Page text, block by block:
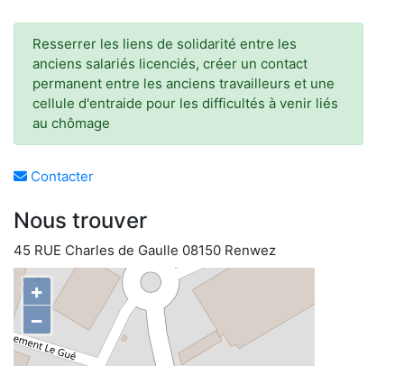
Resserrer les liens de solidarité entre les
anciens salariés licenciés, créer un contact
permanent entre les anciens travailleurs et une
cellule d'entraide pour les difficultés à venir liés
au chômage
Contacter
Nous trouver
45 RUE Charles de Gaulle 08150 Renwez
+
−